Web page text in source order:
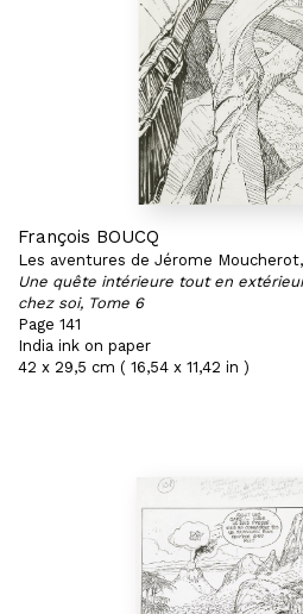
François BOUCQ
Les aventures de Jérome Moucherot,
Une quête intérieure tout en
chez soi, Tome 6
Page 141
India ink on paper
42 x 29,5 cm ( 16,54 x 11,42 in )